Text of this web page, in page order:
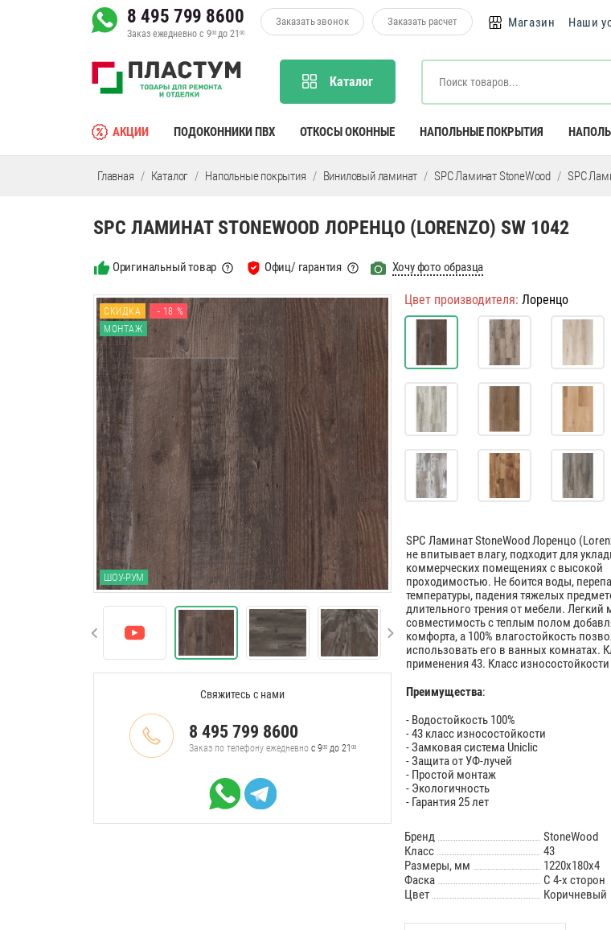
8 495 799 8600
Заказ ежедневно с 900до 2100
Заказать звонок Заказать расчет Магазин Наши
Каталог
АКЦИИ ПОДОКОННИКИ ПВХ ОТКОСЫ ОКОННЫЕ НАПОЛЬНЫЕ ПОКРЫТИЯ
Главная Каталог Напольные покрытия Виниловый ламинат SPC Ламинат StoneWood SPC
SPC ЛАМИНАТ STONEWOOD ЛОРЕНЦО (LORENZO) SW 1042
Оригинальный товар Офиц/ гарантия Хочу фото образца
СКИДКА
- 18 %
МОНТАЖ
ШОУ-РУМ
Свяжитесь с нами
8 495 799 8600
Заказ по телефону ежедневно с 900до 21 00
Цвет производителя:Лоренцо
SPC Ламинат StoneWood Лоренцо
не впитывает влагу, подходит для
коммерческих помещениях с высокой
проходимостью. Не боится воды,
температуры, падения тяжелых
длительного трения от мебели. Легкий
совместимость с теплым полом
комфорта, а 100% влагостойкость
использовать его в ванных комнатах.
применения 43. Класс
Преимущества:
- Водостойкость 100%
- 43 класс износостойкости
- Замковая система Uniclic
- Защита от УФ-лучей
- Простой монтаж
- Экологичность
- Гарантия 25 лет
Бренд
StoneWood
Класс
43
Размеры, мм
1220х180х4
Фаска
С 4-х сторон
Цвет
Коричневый